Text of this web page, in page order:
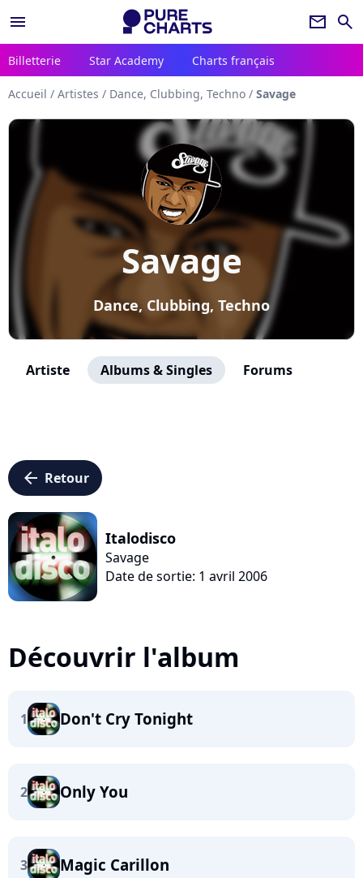
menu newsletter search
Billetterie Star Academy Charts français
Accueil / Artistes / Dance, Clubbing, Techno / Savage
Savage
Dance, Clubbing, Techno
Artiste Albums & Singles Forums
arrow_left Retour
Italodisco
Savage
Date de sortie: 1 avril 2006
Découvrir l'album
1 Don't Cry Tonight
2 Only You
3 Magic Carillon